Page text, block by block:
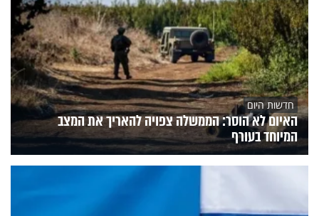
חדשות היום
האיום לא הוסר: הממשלה צפויה להאריך את המצב
המיוחד בעורף